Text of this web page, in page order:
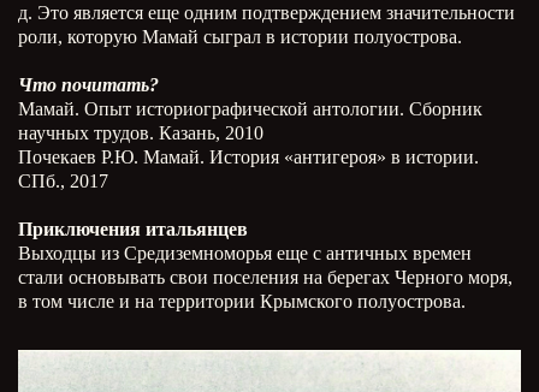
д. Это является еще одним подтверждением значительности
роли, которую Мамай сыграл в истории полуострова.
Что почитать?
Мамай. Опыт историографической антологии. Сборник
научных трудов. Казань, 2010
Почекаев Р.Ю. Мамай. История «антигероя» в истории.
СПб., 2017
Приключения итальянцев
Выходцы из Средиземноморья еще с античных времен
стали основывать свои поселения на берегах Черного моря,
в том числе и на территории Крымского полуострова.